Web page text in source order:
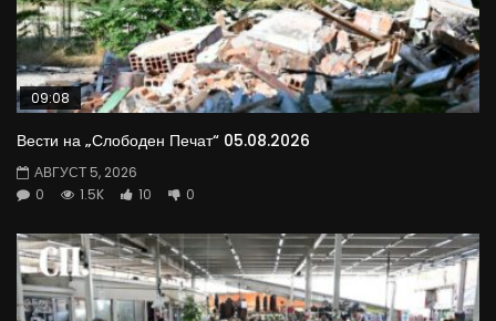
09:08
Вести на „Слободен Печат“ 05.08.2026
АВГУСТ 5, 2026
0
1.5K 10 0